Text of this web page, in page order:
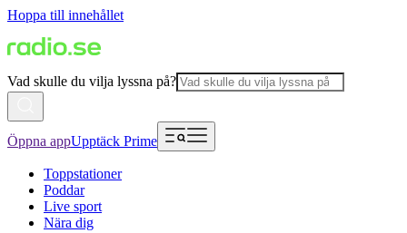
Hoppa till innehållet
Vad skulle du vilja lyssna på?
Öppna appUpptäck Prime
Toppstationer
Poddar
Live sport
Nära dig